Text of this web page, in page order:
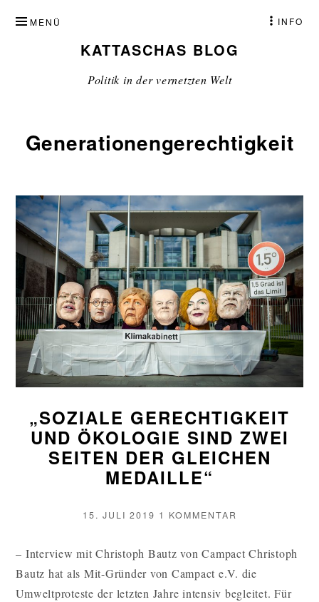
INHALT
SPRINGENKATTASCHAS BLOG
Politik in der vernetzten Welt
MENÜ INFO
Generationengerechtigkeit
„SOZIALE GERECHTIGKEIT
UND ÖKOLOGIE SIND ZWEI
SEITEN DER GLEICHEN
MEDAILLE“
VERÖFFENTLICHT
15. JULI 2019 1 KOMMENTAR
UND
ÖKOLOGIE
SIND
– Interview mit Christoph Bautz von Campact Christoph
Bautz hat als Mit-Gründer von Campact e.V. die
Umweltproteste der letzten Jahre intensiv begleitet. Für